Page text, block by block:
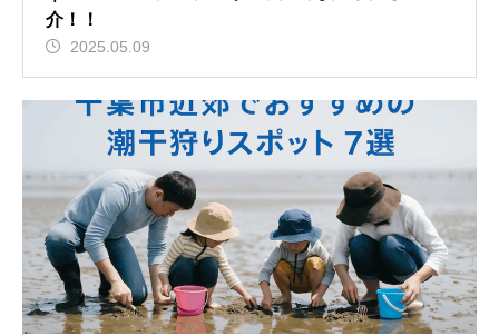
介！！
2025.05.09